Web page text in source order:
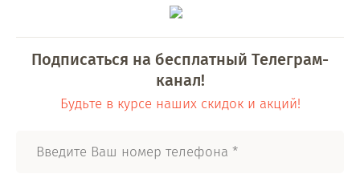
Подписаться на бесплатный Телеграм-
канал!
Будьте в курсе наших скидок и акций!